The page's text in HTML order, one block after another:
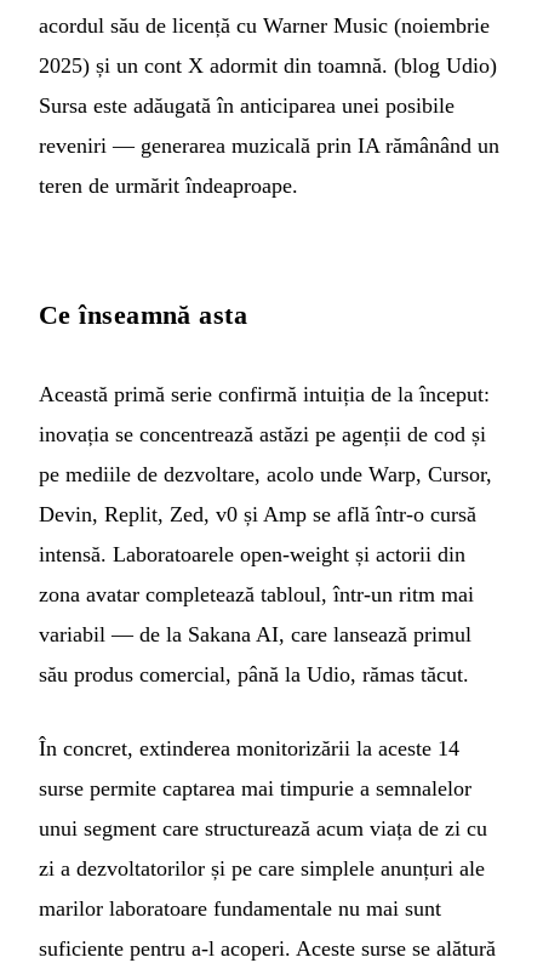
acordul său de licență cu Warner Music (noiembrie
2025) și un cont X adormit din toamnă. (blog Udio)
Sursa este adăugată în anticiparea unei posibile
reveniri — generarea muzicală prin IA rămânând un
teren de urmărit îndeaproape.
Ce înseamnă asta
Această primă serie confirmă intuiția de la început:
inovația se concentrează astăzi pe agenții de cod și
pe mediile de dezvoltare, acolo unde Warp, Cursor,
Devin, Replit, Zed, v0 și Amp se află într-o cursă
intensă. Laboratoarele open-weight și actorii din
zona avatar completează tabloul, într-un ritm mai
variabil — de la Sakana AI, care lansează primul
său produs comercial, până la Udio, rămas tăcut.
În concret, extinderea monitorizării la aceste 14
surse permite captarea mai timpurie a semnalelor
unui segment care structurează acum viața de zi cu
zi a dezvoltatorilor și pe care simplele anunțuri ale
marilor laboratoare fundamentale nu mai sunt
suficiente pentru a-l acoperi. Aceste surse se alătură